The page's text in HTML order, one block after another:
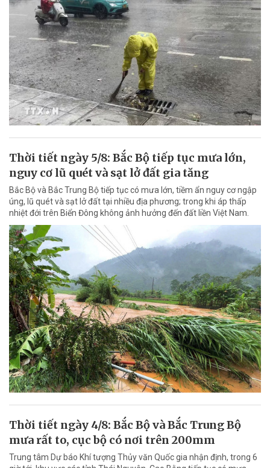
Thời tiết ngày 5/8: Bắc Bộ tiếp tục mưa lớn,
nguy cơ lũ quét và sạt lở đất gia tăng
Bắc Bộ và Bắc Trung Bộ tiếp tục có mưa lớn, tiềm ẩn nguy cơ ngập
úng, lũ quét và sạt lở đất tại nhiều địa phương; trong khi áp thấp
nhiệt đới trên Biển Đông không ảnh hưởng đến đất liền Việt Nam.
Thời tiết ngày 4/8: Bắc Bộ và Bắc Trung Bộ
mưa rất to, cục bộ có nơi trên 200mm
Trung tâm Dự báo Khí tượng Thủy văn Quốc gia nhận định, trong 6